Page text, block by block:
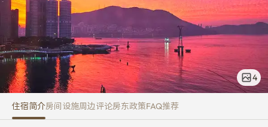
4
住宿简介房间设施周边评论房东政策FAQ推荐